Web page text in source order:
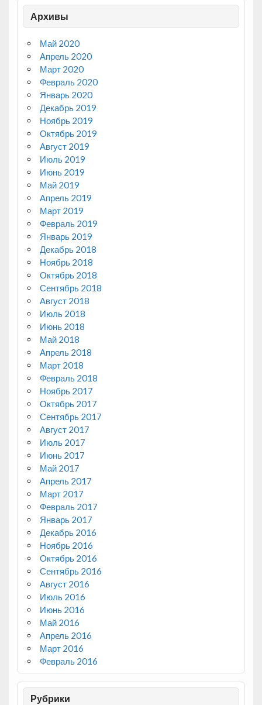
Архивы
Май 2020
Апрель 2020
Март 2020
Февраль 2020
Январь 2020
Декабрь 2019
Ноябрь 2019
Октябрь 2019
Август 2019
Июль 2019
Июнь 2019
Май 2019
Апрель 2019
Март 2019
Февраль 2019
Январь 2019
Декабрь 2018
Ноябрь 2018
Октябрь 2018
Сентябрь 2018
Август 2018
Июль 2018
Июнь 2018
Май 2018
Апрель 2018
Март 2018
Февраль 2018
Ноябрь 2017
Октябрь 2017
Сентябрь 2017
Август 2017
Июль 2017
Июнь 2017
Май 2017
Апрель 2017
Март 2017
Февраль 2017
Январь 2017
Декабрь 2016
Ноябрь 2016
Октябрь 2016
Сентябрь 2016
Август 2016
Июль 2016
Июнь 2016
Май 2016
Апрель 2016
Март 2016
Февраль 2016
Рубрики